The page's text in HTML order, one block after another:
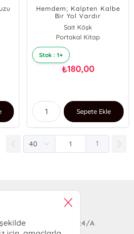
Hemdem; Kalpten Kalbe
Bir Yol Vardır
Sait Köşk
Portakal Kitap
Stok : 1+
₺180,00
Sepete Ekle
1
Kitabevi
Lara Sineması Girişi No:4/A